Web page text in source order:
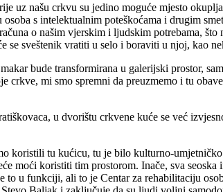
uz našu crkvu su jedino moguće mjesto
s intelektualnim poteškoćama i drugim
o našim vjerskim i ljudskim potrebama,
se sveštenik vratiti u selo i boraviti u njoj, kao
bude transformirana u galerijski prostor,
mi smo spremni da preuzmemo i tu
u dvorištu crkvene kuće se već
koristili tu kućicu, tu je bilo kulturno-
moći koristiti tim prostorom. Inače, sva
to u funkciji, ali to je Centar za rehabilitaciju